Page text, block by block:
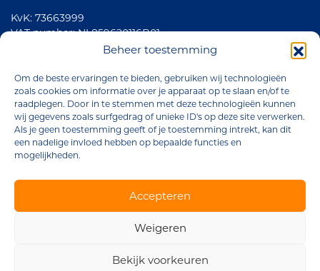
Beheer toestemming
Om de beste ervaringen te bieden, gebruiken wij technologieën
zoals cookies om informatie over je apparaat op te slaan en/of te
raadplegen. Door in te stemmen met deze technologieën kunnen
wij gegevens zoals surfgedrag of unieke ID's op deze site verwerken.
Als je geen toestemming geeft of je toestemming intrekt, kan dit
een nadelige invloed hebben op bepaalde functies en
mogelijkheden.
Accepteren
Weigeren
Bekijk voorkeuren
KvK: 73663999
VAT number: NL859620116B01
Brander Company © 2026
Terms and Conditions
Privacy declaration